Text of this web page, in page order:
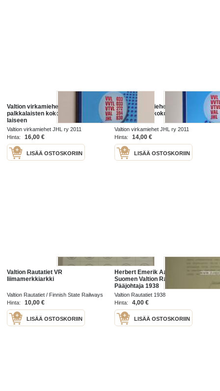
Valtion virkamiehet ry valtion
palkkalaisten kokoojana SAK-
laiseen
ammattiyhdistysliikkeeseen 1955-
2010 : 55 vuotta (signeerattu,
tekijän omiste)
Valtion virkamiehet JHL ry 2011
Hinta:
16,00 €
LISÄÄ OSTOSKORIIN
Valtion virkamiehet ry valtion
palkkalaisten kokoojana SAK-
laiseen
ammattiyhdistysliikkeeseen 1955-
2010 : 55 vuotta
Valtion virkamiehet JHL ry 2011
Hinta:
14,00 €
LISÄÄ OSTOSKORIIN
Valtion Rautatiet VR
liimamerkkiarkki
Valtion Rautatiet / Finnish State Railways
19
Hinta: 10,00 €
LISÄÄ OSTOSKORIIN
Herbert Emerik Aalto -asiakirja
Suomen Valtion Rautatiet
Pääjohtaja 1938
Valtion Rautatiet 1938
Hinta:
4,00 €
LISÄÄ OSTOSKORIIN